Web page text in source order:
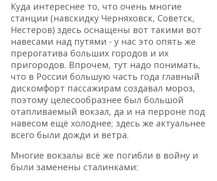
Куда интереснее то, что очень многие
станции (навскидку Черняховск, Советск,
Нестеров) здесь оснащены вот такими вот
навесами над путями - у нас это опять же
прерогатива больших городов и их
пригородов. Впрочем, тут надо понимать,
что в России большую часть года главный
дискомфорт пассажирам создавал мороз,
поэтому целесообразнее был большой
отапливаемый вокзал, да и на перроне под
навесом ещё холоднее; здесь же актуальнее
всего были дожди и ветра.
Многие вокзалы всё же погибли в войну и
были заменены сталинками: